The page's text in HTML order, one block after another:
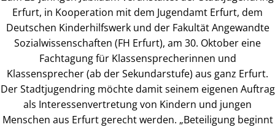
Erfurt, in Kooperation mit dem Jugendamt Erfurt, dem
Deutschen Kinderhilfswerk und der Fakultät Angewandte
Sozialwissenschaften (FH Erfurt), am 30. Oktober eine
Fachtagung für Klassensprecherinnen und
Klassensprecher (ab der Sekundarstufe) aus ganz Erfurt.
Der Stadtjugendring möchte damit seinem eigenen Auftrag
als Interessenvertretung von Kindern und jungen
Menschen aus Erfurt gerecht werden. „Beteiligung beginnt